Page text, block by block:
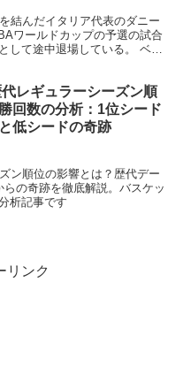
結んだイタリア代表のダニー
ワールドカップの予選の試合
して途中退場している。 ベン
レギュラーシーズン順
回数の分析：1位シード
低シードの奇跡
ン順位の影響とは？歴代デー
の奇跡を徹底解説。バスケッ
析記事です
リンク